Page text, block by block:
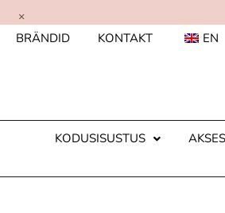
×
BRÄNDID KONTAKT EN
KODUSISUSTUS